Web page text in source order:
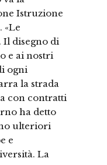
Istruzione
«Le
disegno di
e ai nostri
ogni
la strada
con contratti
ha detto
ulteriori
e
La